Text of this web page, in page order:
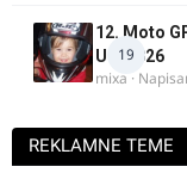
19
12. Moto
UK, 2026
mixa ·
REKLAMNE TEME